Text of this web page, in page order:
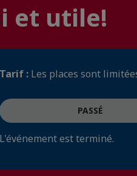
et utile!
Tarif : Les places sont
PASSÉ
L'événement est terminé.